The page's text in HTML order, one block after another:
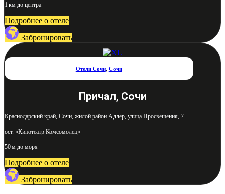
1 км до центра
Подробнее о отеле
Забронировать
Отели Сочи, Сочи
Причал, Сочи
Краснодарский край, Сочи, жилой район Адлер, улица Просвещения, 7
ост. «Кинотеатр Комсомолец»
50 м до моря
Подробнее о отеле
Забронировать